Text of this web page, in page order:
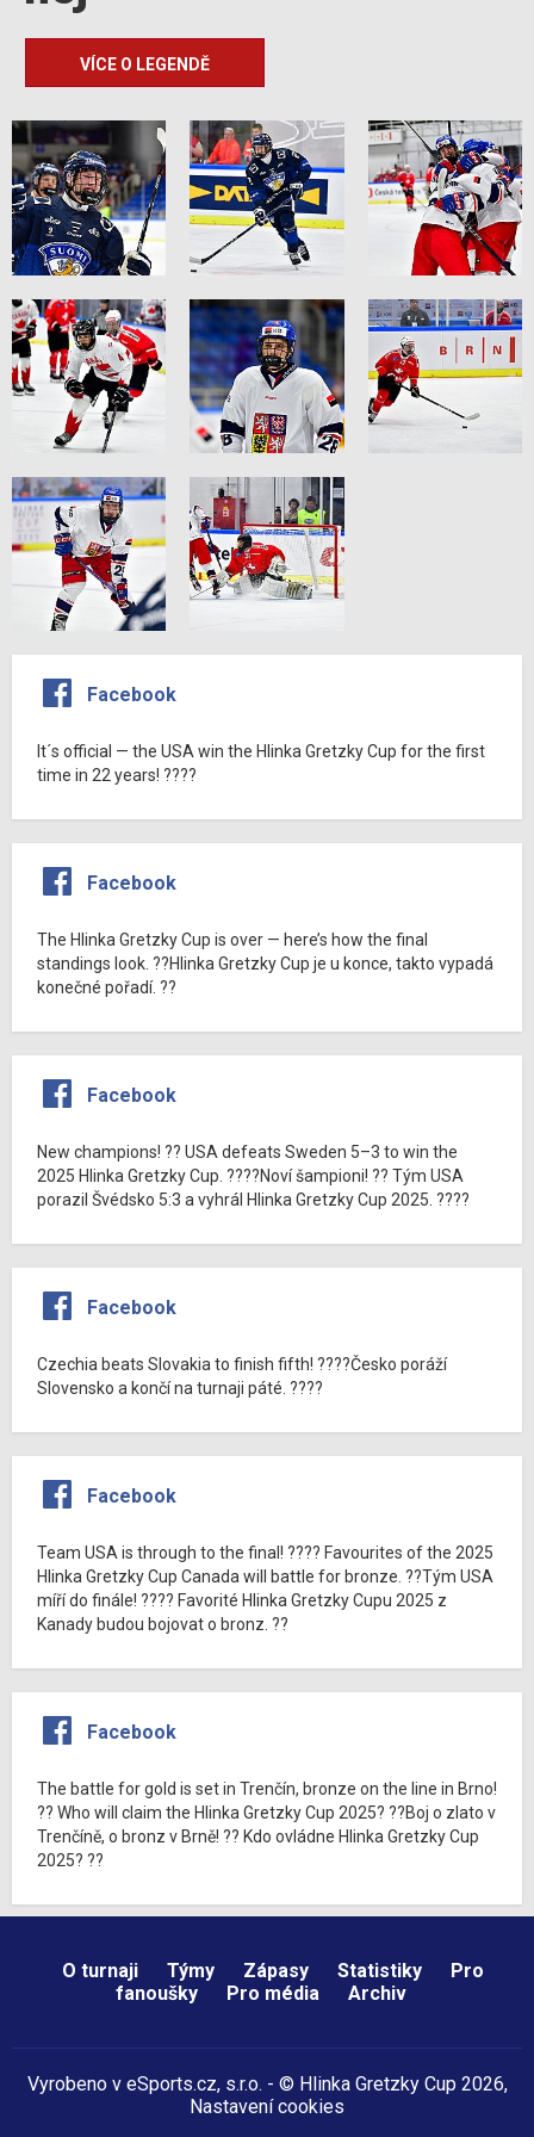
VÍCE O LEGENDĚ
Facebook
It´s official — the USA win the Hlinka Gretzky Cup for the first
time in 22 years! ????
Facebook
The Hlinka Gretzky Cup is over — here’s how the final
standings look. ??Hlinka Gretzky Cup je u konce, takto vypadá
konečné pořadí. ??
Facebook
New champions! ?? USA defeats Sweden 5–3 to win the
2025 Hlinka Gretzky Cup. ????Noví šampioni! ?? Tým USA
porazil Švédsko 5:3 a vyhrál Hlinka Gretzky Cup 2025. ????
Facebook
Czechia beats Slovakia to finish fifth! ????Česko poráží
Slovensko a končí na turnaji páté. ????
Facebook
Team USA is through to the final! ???? Favourites of the 2025
Hlinka Gretzky Cup Canada will battle for bronze. ??Tým USA
míří do finále! ???? Favorité Hlinka Gretzky Cupu 2025 z
Kanady budou bojovat o bronz. ??
Facebook
The battle for gold is set in Trenčín, bronze on the line in Brno!
?? Who will claim the Hlinka Gretzky Cup 2025? ??Boj o zlato v
Trenčíně, o bronz v Brně! ?? Kdo ovládne Hlinka Gretzky Cup
2025? ??
O turnaji Týmy Zápasy Statistiky
Pro
fanoušky
Pro média Archiv
Vyrobeno v eSports.cz, s.r.o. - © Hlinka Gretzky Cup 2026,
Nastavení cookies